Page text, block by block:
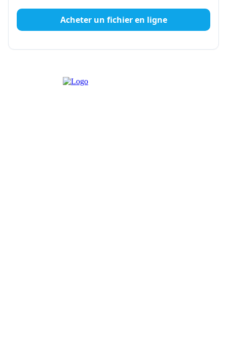
Acheter un fichier en ligne